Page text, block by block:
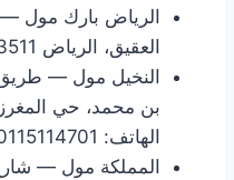
الرياض بارك مول
العقيق، الرياض 13511 — الهاتف: 0115114791
النخيل مول — طريق
الهاتف: 0115114701
المملكة مول — شارع